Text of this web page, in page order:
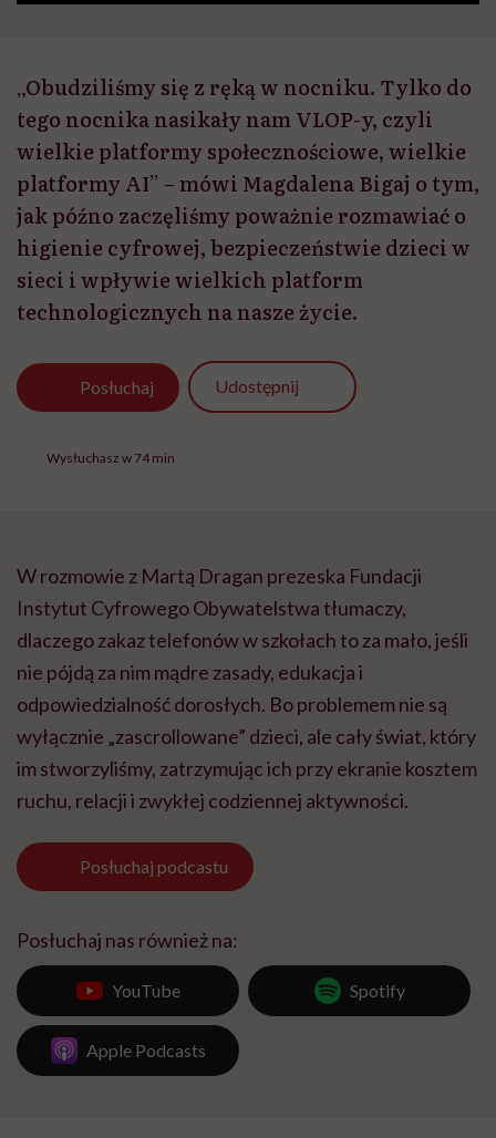
„Obudziliśmy się z ręką w nocniku. Tylko do
tego nocnika nasikały nam VLOP-y, czyli
wielkie platformy społecznościowe, wielkie
platformy AI” – mówi Magdalena Bigaj o tym,
jak późno zaczęliśmy poważnie rozmawiać o
higienie cyfrowej, bezpieczeństwie dzieci w
sieci i wpływie wielkich platform
technologicznych na nasze życie.
Posłuchaj Udostępnij
Wysłuchasz w 74 min
W rozmowie z Martą Dragan prezeska Fundacji
Instytut Cyfrowego Obywatelstwa tłumaczy,
dlaczego zakaz telefonów w szkołach to za mało, jeśli
nie pójdą za nim mądre zasady, edukacja i
odpowiedzialność dorosłych. Bo problemem nie są
wyłącznie „zascrollowane” dzieci, ale cały świat, który
im stworzyliśmy, zatrzymując ich przy ekranie kosztem
ruchu, relacji i zwykłej codziennej aktywności.
Posłuchaj podcastu
Posłuchaj nas również na:
YouTube Spotify
Apple Podcasts